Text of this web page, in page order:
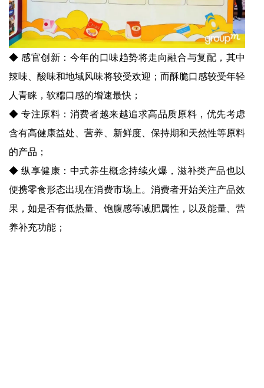
◆ 感官创新：今年的口味趋势将走向融合与复配，其中
辣味、酸味和地域风味将较受欢迎；而酥脆口感较受年轻
人青睐，软糥口感的增速最快；
◆ 专注原料：消费者越来越追求高品质原料，优先考虑
含有高健康益处、营养、新鲜度、保持期和天然性等原料
的产品；
◆ 纵享健康：中式养生概念持续火爆，滋补类产品也以
便携零食形态出现在消费市场上。消费者开始关注产品效
果，如是否有低热量、饱腹感等减肥属性，以及能量、营
养补充功能；